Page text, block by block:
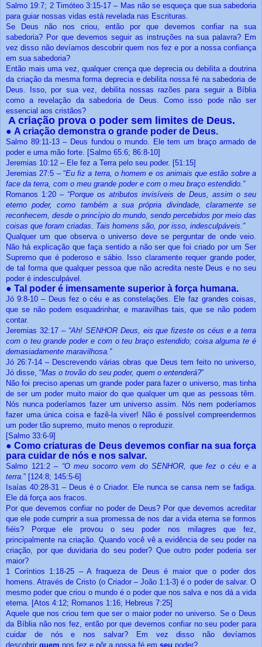
Salmo 19:7; 2 Timóteo 3:15-17 – Mas não se esqueça que sua sabedoria
para guiar nossas vidas está revelada nas Escrituras.
Se Deus não nos criou, então por que devemos confiar na sua
sabedoria? Por que devemos seguir as instruções na sua palavra? Em
vez disso não devíamos descobrir quem nos fez e por a nossa confiança
em sua sabedoria?
Então mais uma vez, qualquer crença que deprecia ou debilita a doutrina
da criação da mesma forma deprecia e debilita nossa fé na sabedoria de
Deus. Isso, por sua vez, debilita nossas razões para seguir a Bíblia
como a revelação da sabedoria de Deus. Como isso pode não ser
essencial aos cristãos?
A criação prova o poder sem limites de Deus.
● A criação demonstra o grande poder de Deus.
Salmo 89:11-13 – Deus fundou o mundo. Ele tem um braço armado de
poder e uma mão forte. [Salmo 65:6; 86:8-10]
Jeremias 10:12 – Ele fez a Terra pelo seu poder. [51:15]
Jeremias 27:5 – “Eu fiz a terra, o homem e os animais que estão sobre a
face da terra, com o meu grande poder e com o meu braço estendido.”
Romanos 1:20 – “Porque os atributos invisíveis de Deus, assim o seu
eterno poder, como também a sua própria divindade, claramente se
reconhecem, desde o princípio do mundo, sendo percebidos por meio das
coisas que foram criadas. Tais homens são, por isso, indesculpáveis.”
Qualquer um que observa o universo deve se perguntar de onde veio.
Não há explicação que faça sentido a não ser que foi criado por um Ser
Supremo que é poderoso e sábio. Isso claramente requer grande poder,
de tal forma que qualquer pessoa que não acredita neste Deus e no seu
poder é indesculpável.
● Tal poder é imensamente superior à força humana.
Jó 9:8-10 – Deus fez o céu e as constelações. Ele faz grandes coisas,
que se não podem esquadrinhar, e maravilhas tais, que se não podem
contar.
Jeremias 32:17 – “Ah! SENHOR Deus, eis que fizeste os céus e a terra
com o teu grande poder e com o teu braço estendido; coisa alguma te é
demasiadamente maravilhosa.”
Jó 26:7-14 – Descrevendo várias obras que Deus tem feito no universo,
Jó disse, “Mas o trovão do seu poder, quem o entenderá?”
Não foi preciso apenas um grande poder para fazer o universo, mas tinha
de ser um poder muito maior do que qualquer um que as pessoas têm.
Nós nunca poderíamos fazer um universo assim. Nós nem poderíamos
fazer uma única coisa e fazê-la viver! Não é possível compreendermos
um poder tão supremo, muito menos o reproduzir.
[Salmo 33:6-9]
● Como criaturas de Deus devemos confiar na sua força
para cuidar de nós e nos salvar.
Salmo 121:2 – “O meu socorro vem do SENHOR, que fez o céu e a
terra. ” [124:8; 145:5-6]
Isaías 40:28-31 – Deus é o Criador. Ele nunca se cansa nem se fadiga.
Ele dá força aos fracos.
Por que devemos confiar no poder de Deus? Por que devemos acreditar
que ele pode cumprir a sua promessa de nos dar a vida eterna se formos
fiéis? Porque ele provou o seu poder nos milagres que fez,
principalmente na criação. Quando você vê a evidência de seu poder na
criação, por que duvidaria do seu poder? Que outro poder poderia ser
maior?
1 Coríntios 1:18-25 – A fraqueza de Deus é maior que o poder dos
homens. Através de Cristo (o Criador – João 1:1-3) é o poder de salvar. O
mesmo poder que criou o mundo é o poder que nos salva e nos dá a vida
eterna. [Atos 4:12; Romanos 1:16; Hebreus 7:25]
Aquele que nos criou tem que ser o maior poder no universo. Se o Deus
da Bíblia não nos fez, então por que devemos confiar no seu poder para
cuidar de nós e nos salvar? Em vez disso não devíamos
descobrir quem nos fez e pôr a nossa fé em seu poder?